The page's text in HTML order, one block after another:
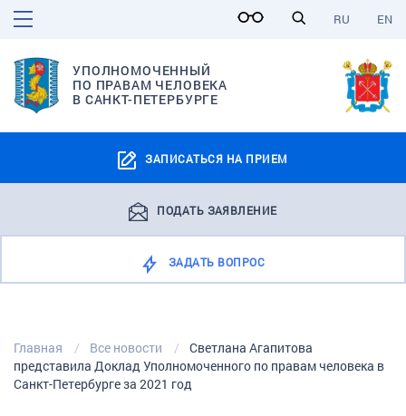
EN
RU
УПОЛНОМОЧЕННЫЙ
ПО ПРАВАМ ЧЕЛОВЕКА
В САНКТ-ПЕТЕРБУРГЕ
ЗАПИСАТЬСЯ НА ПРИЕМ
ПОДАТЬ ЗАЯВЛЕНИЕ
ЗАДАТЬ ВОПРОС
Главная Все новости
Светлана Агапитова
представила Доклад Уполномоченного по правам человека в
Санкт-Петербурге за 2021 год